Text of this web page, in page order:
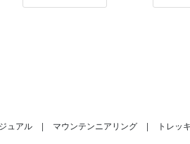
ュアル マウンテンニアリング トレッ